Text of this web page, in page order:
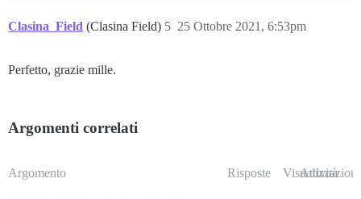
Clasina_Field (Clasina Field) 25 Ottobre 2021, 6:53pm
5
Perfetto, grazie mille.
Argomenti correlati
Argomento Risposte Visualizzazioni
Attività